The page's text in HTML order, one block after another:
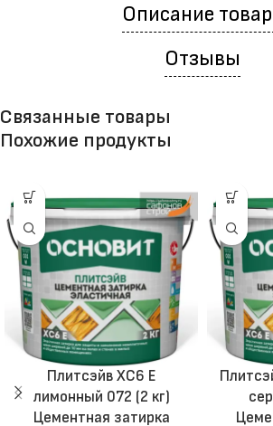
Описание
Отзывы
Связанные товары
Похожие продукты
Плитсэйв XC6 E
лимонный 072 (2 кг)
Цементная затирка